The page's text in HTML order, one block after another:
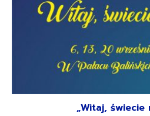
„Witaj, świecie